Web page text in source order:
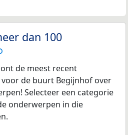
dan 100
de meest recent
de buurt Begijnhof over
Selecteer een categorie
onderwerpen in die